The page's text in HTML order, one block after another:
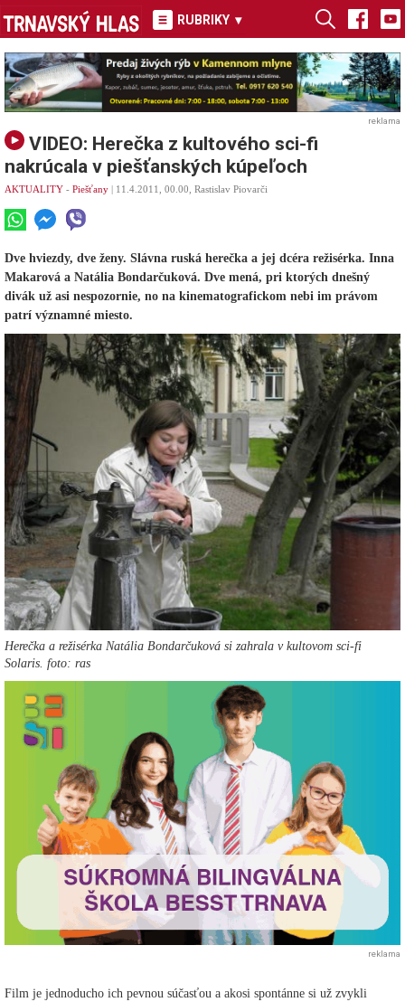
RUBRIKY ▾
reklama
VIDEO: Herečka z kultového sci-fi
nakrúcala v piešťanských kúpeľoch
AKTUALITY - Piešťany | 11.4.2011, 00.00, Rastislav Piovarči
Dve hviezdy, dve ženy. Slávna ruská herečka a jej dcéra režisérka. Inna
Makarová a Natália Bondarčuková. Dve mená, pri ktorých dnešný
divák už asi nespozornie, no na kinematografickom nebi im právom
patrí významné miesto.
Herečka a režisérka Natália Bondarčuková si zahrala v kultovom sci-fi
Solaris. foto: ras
reklama
Film je jednoducho ich pevnou súčasťou a akosi spontánne si už zvykli